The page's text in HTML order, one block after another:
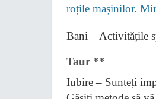
roțile mașinilor.
Bani – Activitățile
Taur **
Iubire – Sunteți